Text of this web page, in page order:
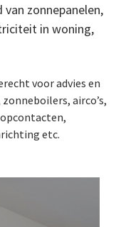
zonnepanelen,
in woning,
voor advies en
airco’s,
etc.